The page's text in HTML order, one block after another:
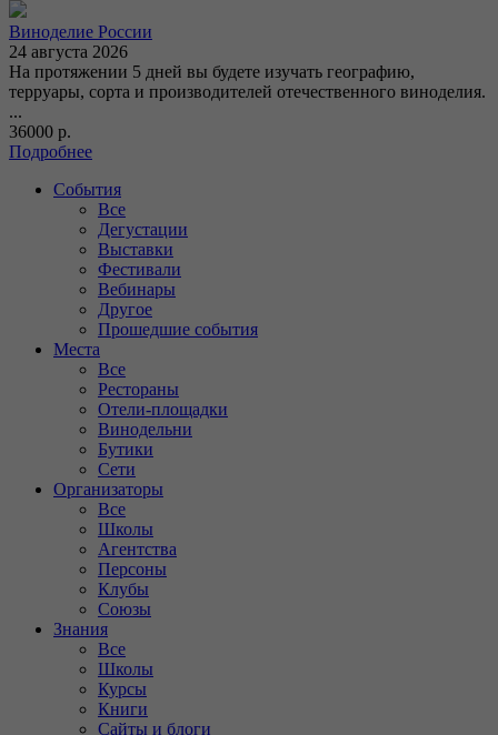
Виноделие России
24 августа 2026
На протяжении 5 дней вы будете изучать географию,
терруары, сорта и производителей отечественного виноделия.
...
36000 р.
Подробнее
События
Все
Дегустации
Выставки
Фестивали
Вебинары
Другое
Прошедшие события
Места
Все
Рестораны
Отели-площадки
Винодельни
Бутики
Сети
Организаторы
Все
Школы
Агентства
Персоны
Клубы
Союзы
Знания
Все
Школы
Курсы
Книги
Сайты и блоги